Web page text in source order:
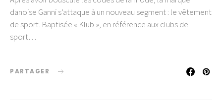
danoise Ganni s’attaque à un nouveau segment : le vêtement
de sport. Baptisée « Klub », en référence aux clubs de
sport…
PARTAGER